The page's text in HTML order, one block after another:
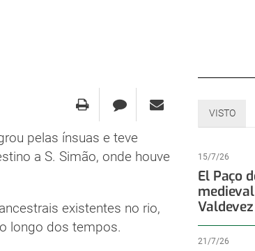
pelas ínsuas e teve
a S. Simão, onde houve
existentes no rio,
longo dos tempos.
VISTO
15/7/26
El Paço
21/7/26